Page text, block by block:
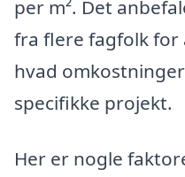
per m². Det
fra flere fagfolk for
hvad
specifikke projekt.
Her er nogle